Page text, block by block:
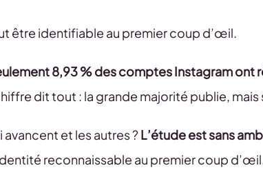
être identifiable au premier coup d’œil.
8,93 % des comptes Instagram ont
dit tout : la grande majorité publie, mais
et les autres ?L’étude est sans
reconnaissable au premier coup